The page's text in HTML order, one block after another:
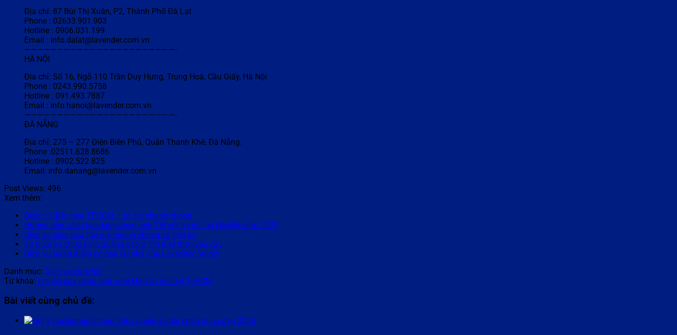
Địa chỉ: 87 Bùi Thị Xuân, P2, Thành Phố Đà Lạt
Phone : 02633.901.903
Hotline : 0906.031.199
Email : info.dalat@lavender.com.vn
———————————————————————-
HÀ NỘI
Địa chỉ: Số 16, Ngõ 110 Trần Duy Hưng, Trung Hoà, Cầu Giấy, Hà Nội
Phone : 0243.990.5758
Hotline : 091.493.7887
Email : info.hanoi@lavender.com.vn
———————————————————————-
ĐÀ NẴNG
Địa chỉ: 275 – 277 Điện Biên Phủ, Quận Thanh Khê, Đà Nẵng.
Phone :02511.628.8686
Hotline : 0902.522 825
Email: info.danang@lavender.com.vn
Post Views: 496
Xem thêm:
Dịch vụ điện hoa TPHCM – uy tín nhanh chóng
Hướng dẫn cách tạo dáng chụp ảnh Tết với áo dài tại Hà Nội năm 2025
Dịch vụ giao hoa tận nơi nhanh chóng và tiện lợi
10 Dịch vụ chụp hình quảng cáo ở TPHCM theo yêu cầu
Dịch vụ trang điểm cô dâu tại nhà của Lavender Studio
Danh mục: Dịch vụ cưới hỏi
Từ khóa: Lợi ích của chụp ảnh cưới khuyến mãi tại TpHCM
Bài viết cùng chủ đề: